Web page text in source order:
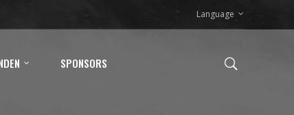
Language
SPONSORS